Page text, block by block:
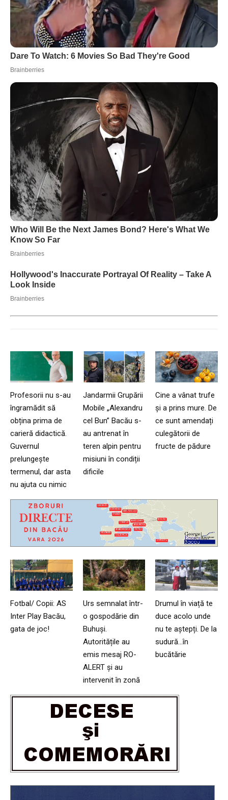
Profesorii nu s-au
îngramădit să
obțina prima de
carieră didactică.
Guvernul
prelungește
termenul, dar asta
nu ajuta cu nimic
Jandarmii Grupării
Mobile „Alexandru
cel Bun” Bacău s-
au antrenat în
teren alpin pentru
misiuni în condiții
dificile
Cine a vânat trufe
și a prins mure. De
ce sunt amendați
culegătorii de
fructe de pădure
Fotbal/ Copii: AS
Inter Play Bacău,
gata de joc!
Urs semnalat într-
o gospodărie din
Buhuși.
Autoritățile au
emis mesaj RO-
ALERT și au
intervenit în zonă
Drumul în viață te
duce acolo unde
nu te aștepți. De la
sudură…în
bucătărie